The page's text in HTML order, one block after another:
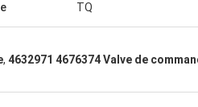
TQ
, 4632971 4676374 Valve de